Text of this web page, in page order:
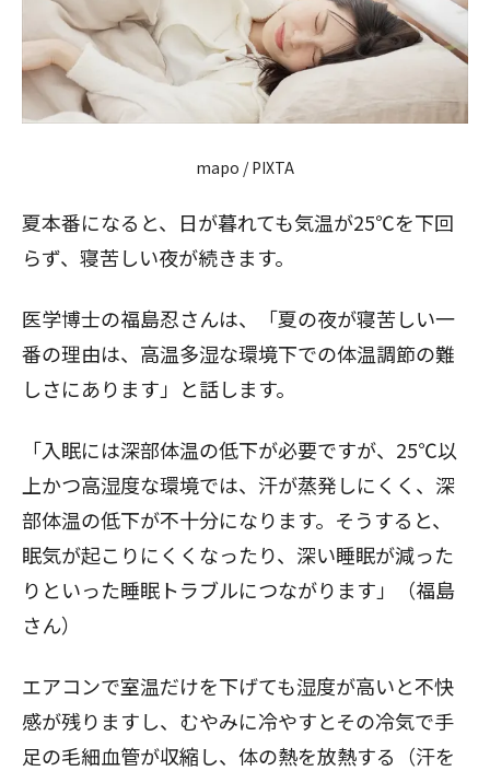
mapo / PIXTA
夏本番になると、日が暮れても気温が25℃を下回
らず、寝苦しい夜が続きます。
医学博士の福島忍さんは、「夏の夜が寝苦しい一
番の理由は、高温多湿な環境下での体温調節の難
しさにあります」と話します。
「入眠には深部体温の低下が必要ですが、25℃以
上かつ高湿度な環境では、汗が蒸発しにくく、深
部体温の低下が不十分になります。そうすると、
眠気が起こりにくくなったり、深い睡眠が減った
りといった睡眠トラブルにつながります」（福島
さん）
エアコンで室温だけを下げても湿度が高いと不快
感が残りますし、むやみに冷やすとその冷気で手
足の毛細血管が収縮し、体の熱を放熱する（汗を